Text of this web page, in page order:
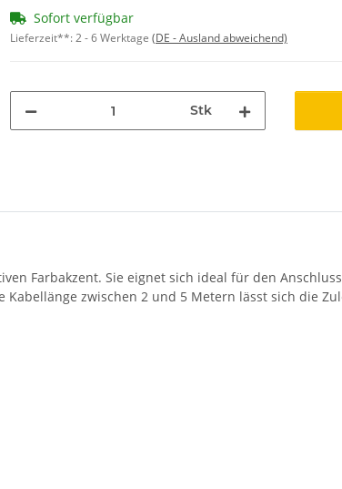
Sofort verfügbar
Lieferzeit**:2 - 6 Werktage (DE - Ausland abweichend)
Stk
Farbakzent. Sie eignet sich ideal für den
zwischen 2 und 5 Metern lässt sich die